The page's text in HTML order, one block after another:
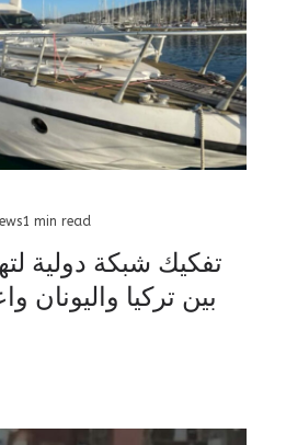
1 min read
تفكيك شبكة دولية
بين تركيا واليونان